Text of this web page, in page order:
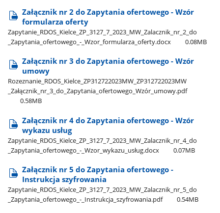
Załącznik nr 2 do Zapytania ofertowego - Wzór
formularza oferty
Zapytanie​_RDOS​_Kielce​_ZP​_3127​_7​_2023​_MW​_Zalacznik​_nr​_2​_do​
_Zapytania​_ofertowego​_-​_Wzor​_formularza​_oferty.docx
0.08MB
Załącznik nr 3 do Zapytania ofertowego - Wzór
umowy
Rozeznanie​_RDOS​_Kielce​_ZP312722023MW​_ZP312722023MW​
_Załącznik​_nr​_3​_do​_Zapytania​_ofertowego​_Wzór​_umowy.pdf
0.58MB
Załącznik nr 4 do Zapytania ofertowego - Wzór
wykazu usług
Zapytanie​_RDOS​_Kielce​_ZP​_3127​_7​_2023​_MW​_Zalacznik​_nr​_4​_do​
_Zapytania​_ofertowego​_-​_Wzor​_wykazu​_usług.docx
0.07MB
Załącznik nr 5 do Zapytania ofertowego -
Instrukcja szyfrowania
Zapytanie​_RDOS​_Kielce​_ZP​_3127​_7​_2023​_MW​_Zalacznik​_nr​_5​_do​
_Zapytania​_ofertowego​_-​_Instrukcja​_szyfrowania.pdf
0.54MB